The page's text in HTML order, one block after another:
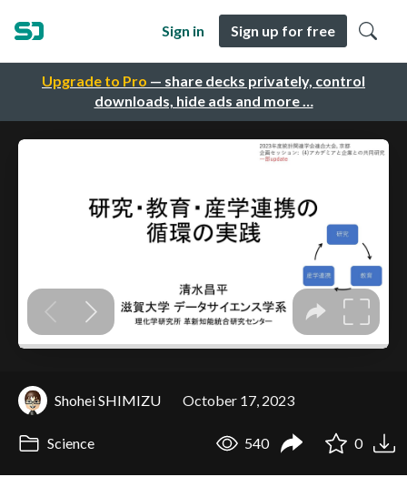
Upgrade to Pro — share decks privately, control
downloads, hide ads and more …
Sign in Sign up for free
Shohei SHIMIZU October 17, 2023
Science 540 0